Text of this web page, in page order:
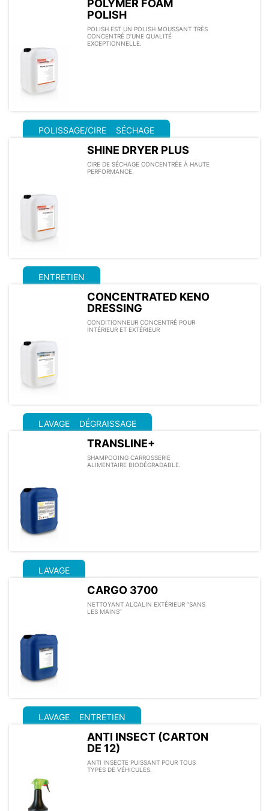
POLYMER FOAM
POLISH
POLISH EST UN POLISH MOUSSANT TRÈS
CONCENTRÉ D’UNE QUALITÉ
EXCEPTIONNELLE.
POLISSAGE/CIRE SÉCHAGE
SHINE DRYER PLUS
CIRE DE SÉCHAGE CONCENTRÉE À HAUTE
PERFORMANCE.
ENTRETIEN
CONCENTRATED KENO
DRESSING
CONDITIONNEUR CONCENTRÉ POUR
INTÉRIEUR ET EXTÉRIEUR
LAVAGE DÉGRAISSAGE
TRANSLINE+
SHAMPOOING CARROSSERIE
ALIMENTAIRE BIODÉGRADABLE.
LAVAGE
CARGO 3700
NETTOYANT ALCALIN EXTÉRIEUR “SANS
LES MAINS”
LAVAGE ENTRETIEN
ANTI INSECT (CARTON
DE 12)
ANTI INSECTE PUISSANT POUR TOUS
TYPES DE VÉHICULES.